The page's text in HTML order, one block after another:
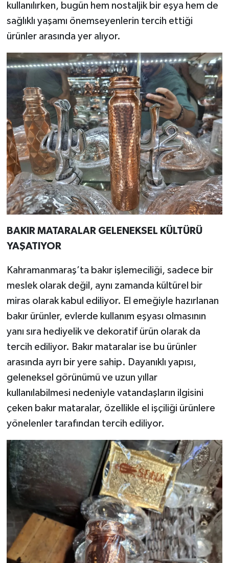
kullanılırken, bugün hem nostaljik bir eşya hem de
sağlıklı yaşamı önemseyenlerin tercih ettiği
ürünler arasında yer alıyor.
BAKIR MATARALAR GELENEKSEL KÜLTÜRÜ
YAŞATIYOR
Kahramanmaraş’ta bakır işlemeciliği, sadece bir
meslek olarak değil, aynı zamanda kültürel bir
miras olarak kabul ediliyor. El emeğiyle hazırlanan
bakır ürünler, evlerde kullanım eşyası olmasının
yanı sıra hediyelik ve dekoratif ürün olarak da
tercih ediliyor. Bakır mataralar ise bu ürünler
arasında ayrı bir yere sahip. Dayanıklı yapısı,
geleneksel görünümü ve uzun yıllar
kullanılabilmesi nedeniyle vatandaşların ilgisini
çeken bakır mataralar, özellikle el işçiliği ürünlere
yönelenler tarafından tercih ediliyor.